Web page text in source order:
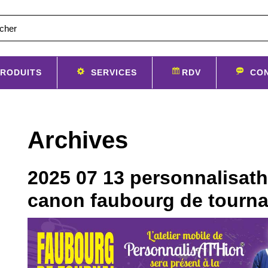
SERVICES RDV
Archives
2025 07 13
canon faubourg de